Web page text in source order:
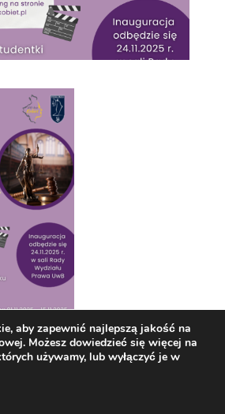
aby zapewnić najlepszą jakość na
Możesz dowiedzieć się więcej na
używamy, lub wyłączyć je w